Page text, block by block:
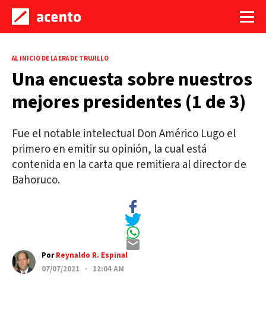
AL INICIO DE LA ERA DE TRUJILLO
Una encuesta sobre nuestros
mejores presidentes (1 de 3)
Fue el notable intelectual Don Américo Lugo el
primero en emitir su opinión, la cual está
contenida en la carta que remitiera al director de
Bahoruco.
PorReynaldo R. Espinal
07/07/2021 · 12:04 AM